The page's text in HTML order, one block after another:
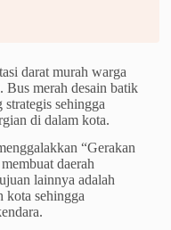
darat murah warga
Bus merah desain batik
sehingga
di dalam kota.
“Gerakan
daerah
lainnya adalah
kota sehingga